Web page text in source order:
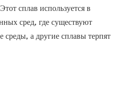
сплав используется в
сред, где существуют
среды, а другие сплавы терпят